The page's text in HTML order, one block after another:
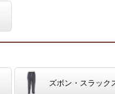
ズボン・スラック